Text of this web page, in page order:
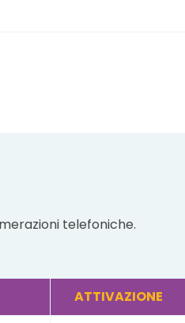
telefoniche.
ATTIVAZIONE